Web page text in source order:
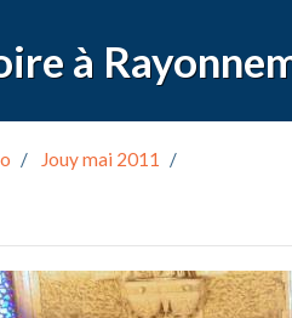
Jouy mai 2011